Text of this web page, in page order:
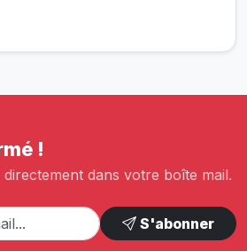
!
dans votre boîte mail.
S'abonner